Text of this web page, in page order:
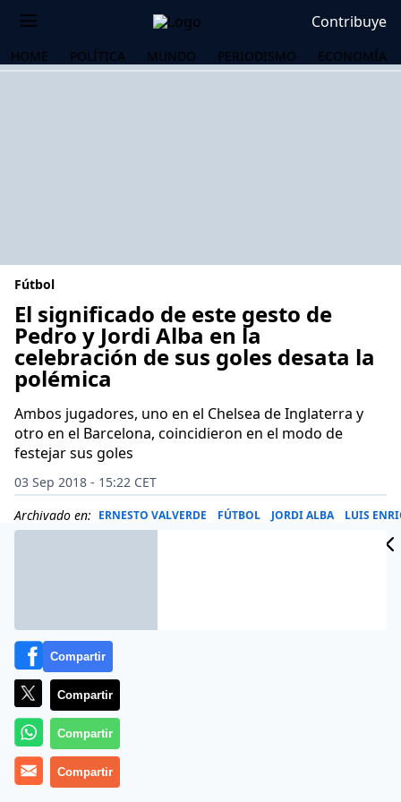
Contribuye
HOME POLÍTICA MUNDO PERIODISMO ECONOMÍA
Fútbol
El significado de este gesto de
Pedro y Jordi Alba en la
celebración de sus goles desata la
polémica
Ambos jugadores, uno en el Chelsea de Inglaterra y
otro en el Barcelona, coincidieron en el modo de
festejar sus goles
03 Sep 2018 - 15:22 CET
Archivado en: ERNESTO VALVERDE FÚTBOL JORDI ALBA LUIS
Compartir
Compartir
Compartir
Compartir